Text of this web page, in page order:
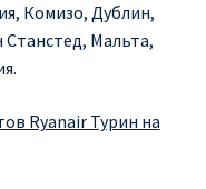
Комизо, Дублин,
Мальта,
Ryanair Турин на